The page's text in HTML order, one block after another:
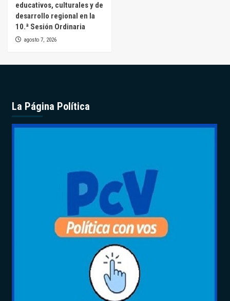
educativos, culturales y de
desarrollo regional en la
10.ª Sesión Ordinaria
agosto 7, 2026
La Página Política